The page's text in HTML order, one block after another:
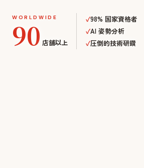
WORLDWIDE
90 店舗以上
✓98% 国家資格者
✓AI 姿勢分析
✓圧倒的技術研鑽